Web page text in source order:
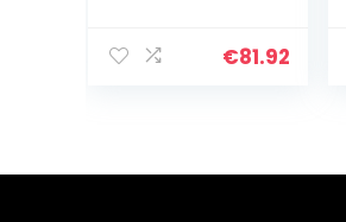
printer voor thuis
€81.92